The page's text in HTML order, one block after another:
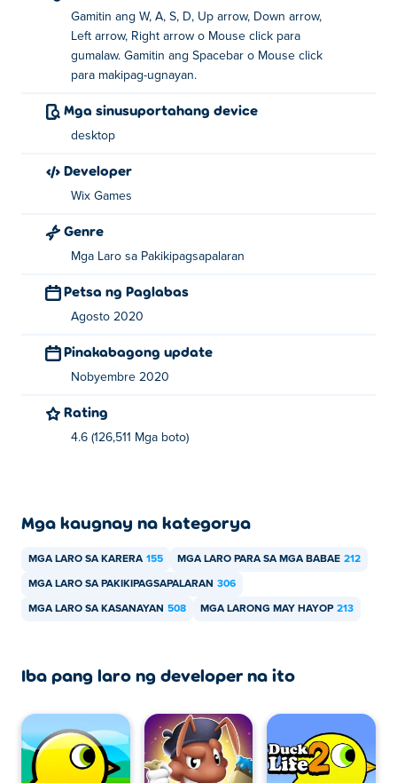
Gamitin ang W, A, S, D, Up arrow, Down arrow,
Left arrow, Right arrow o Mouse click para
gumalaw. Gamitin ang Spacebar o Mouse click
para makipag-ugnayan.
Mga sinusuportahang device
desktop
Developer
Wix Games
Genre
Mga Laro sa Pakikipagsapalaran
Petsa ng Paglabas
Agosto 2020
Pinakabagong update
Nobyembre 2020
Rating
4.6 (126,511 Mga boto)
Mga kaugnay na kategorya
MGA LARO SA KARERA 155 MGA LARO PARA SA MGA BABAE 212
MGA LARO SA PAKIKIPAGSAPALARAN 306
MGA LARO SA KASANAYAN 508 MGA LARONG MAY HAYOP 213
Iba pang laro ng developer na ito